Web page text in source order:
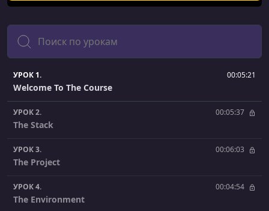
Поиск
УРОК 1. 00:05:21
Welcome To The Course
УРОК 2. 00:05:37
The Stack
УРОК 3. 00:06:03
The Project
УРОК 4. 00:04:54
The Environment